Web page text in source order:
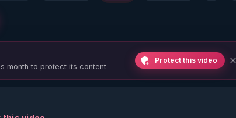
month to protect its content
Protect this video